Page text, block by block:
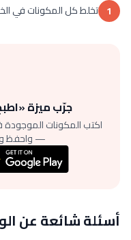
1 تخلط كل المكونات في
جرّب ميزة
اكتب المكونات
— واحفظ
أسئلة شائعة عن